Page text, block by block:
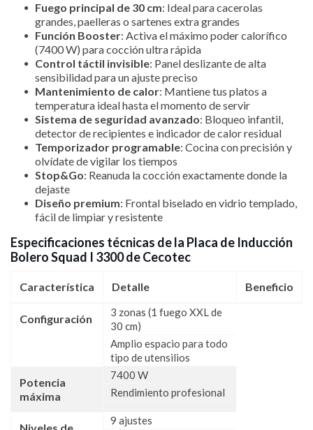
Fuego principal de 30 cm: Ideal para cacerolas
grandes, paelleras o sartenes extra grandes
Función Booster: Activa el máximo poder calorífico
(7400 W) para cocción ultra rápida
Control táctil invisible: Panel deslizante de alta
sensibilidad para un ajuste preciso
Mantenimiento de calor: Mantiene tus platos a
temperatura ideal hasta el momento de servir
Sistema de seguridad avanzado: Bloqueo infantil,
detector de recipientes e indicador de calor residual
Temporizador programable: Cocina con precisión y
olvídate de vigilar los tiempos
Stop&Go: Reanuda la cocción exactamente donde la
dejaste
Diseño premium: Frontal biselado en vidrio templado,
fácil de limpiar y resistente
Especificaciones técnicas de la Placa de Inducción
Bolero Squad I 3300 de Cecotec
Característica Detalle Beneficio
Configuración
3 zonas (1 fuego XXL de
30 cm)
Amplio espacio para todo
tipo de utensilios
Potencia
máxima
7400 W
Rendimiento profesional
9 ajustes